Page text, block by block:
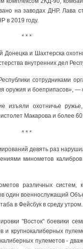
на заводах ДНР. Лава
в 2019 году.
* * *
и Шахтерска
внутренних дел
сотрудниками
оружия и боеприпасов», —
изъяли охотничье
Макарова и более
* * *
девять раз
минометов
различных систем,
один военнослужащий
в Фейсбук в среду утром.
"Восток" боевики
и крупнокалиберных
пулеметов -